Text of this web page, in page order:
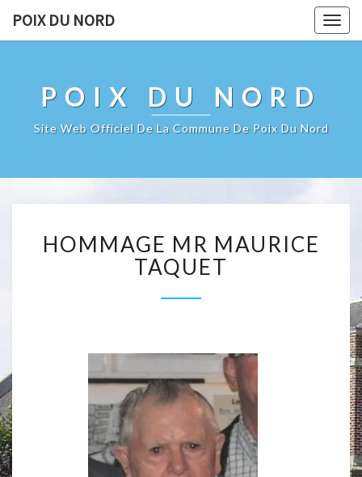
POIX DU NORD
POIX DU NORD
Site Web Officiel De La Commune De Poix Du Nord
MR
MAURICE
TAQUET
HOMMAGE MR MAURICE
TAQUET